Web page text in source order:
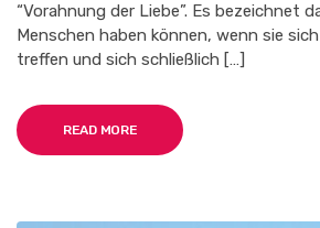
“Vorahnung der Liebe”. Es bezeichnet
Menschen haben können, wenn sie
treffen und sich schließlich […]
READ MORE